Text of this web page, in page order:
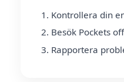
Kontrollera din
Besök Pockets
Rapportera